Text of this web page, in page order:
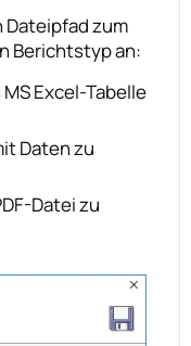
Dateipfad zum
Berichtstyp an:
Excel-Tabelle
Daten zu
Datei zu